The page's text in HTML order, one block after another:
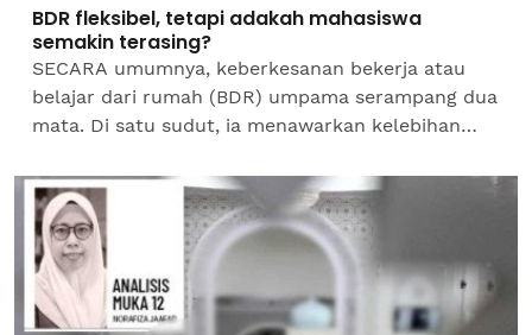
BDR fleksibel, tetapi adakah mahasiswa
semakin terasing?
SECARA umumnya, keberkesanan bekerja atau
belajar dari rumah (BDR) umpama serampang dua
mata. Di satu sudut, ia menawarkan kelebihan
mahasiswa dapat...